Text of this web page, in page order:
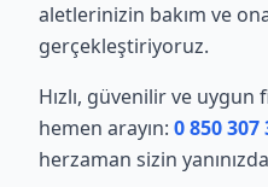
aletlerinizin bakım ve
gerçekleştiriyoruz.
Hızlı, güvenilir ve
hemen arayın: 0 850 307
herzaman sizin